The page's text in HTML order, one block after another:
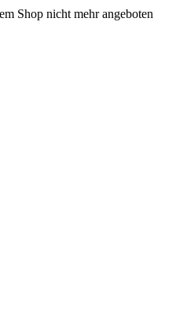
Shop nicht mehr angeboten